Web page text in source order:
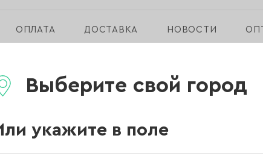
Выберите свой город
укажите в поле
ОПЛАТА ДОСТАВКА НОВОСТИ ОПТ
маникюра